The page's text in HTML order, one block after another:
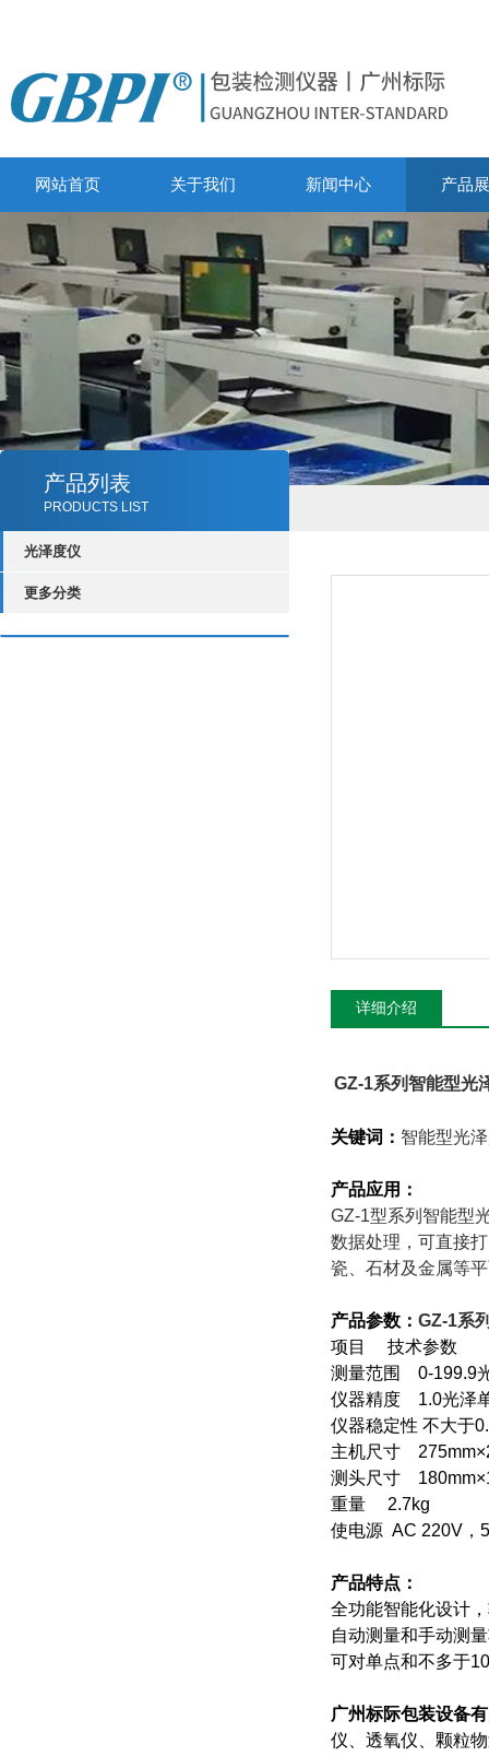
网站首页 关于我们 新闻中心 产品
产品列表
PRODUCTS LIST
光泽度仪
更多分类
详细介绍
GZ-1系列智能型光
关键词： 智能型光
产品应用：
GZ-1型系列智能型
数据处理，可直接
瓷、石材及金属等
产品参数： GZ-1系
项目 技术参数
测量范围 0-199.9
仪器精度 1.0光
仪器稳定性 不大于
主机尺寸
测头尺寸
重量 2.7kg
使电源 AC 220V
产品特点：
全功能智能化设计
自动测量和手动测
可对单点和不多于
广州标际包装设备
仪、透氧仪、颗粒